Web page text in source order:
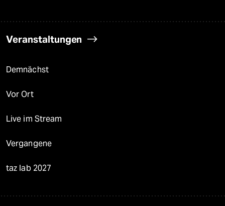
Veranstaltungen
Demnächst
Vor Ort
Live im Stream
Vergangene
taz lab 2027